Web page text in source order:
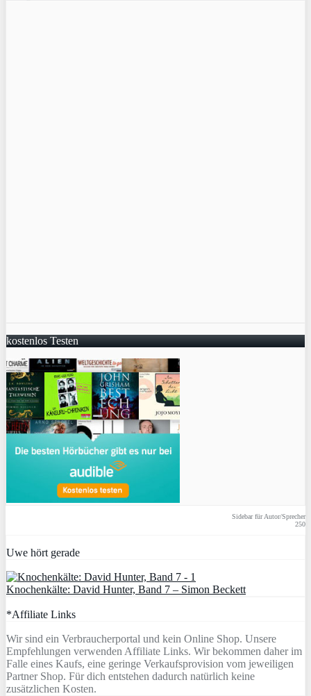
kostenlos Testen
Sidebar für Autor/Sprecher
250
Uwe hört gerade
Knochenkälte: David Hunter, Band 7 – Simon Beckett
*Affiliate Links
Wir sind ein Verbraucherportal und kein Online Shop. Unsere
Empfehlungen verwenden Affiliate Links. Wir bekommen daher im
Falle eines Kaufs, eine geringe Verkaufsprovision vom jeweiligen
Partner Shop. Für dich entstehen dadurch natürlich keine
zusätzlichen Kosten.